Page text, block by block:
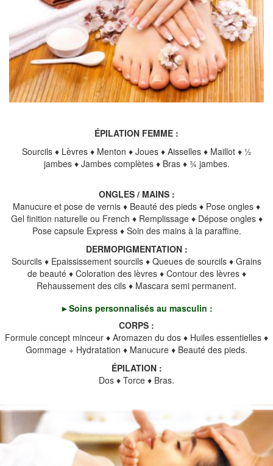
ÉPILATION FEMME :
Sourcils ♦ Lèvres ♦ Menton ♦ Joues ♦ Aisselles ♦ Maillot ♦ ½
jambes ♦ Jambes complètes ♦ Bras ♦ ¾ jambes.
ONGLES / MAINS :
Manucure et pose de vernis ♦ Beauté des pieds ♦ Pose ongles ♦
Gel finition naturelle ou French ♦ Remplissage ♦ Dépose ongles ♦
Pose capsule Express ♦ Soin des mains à la paraffine.
DERMOPIGMENTATION :
Sourcils ♦ Epaississement sourcils ♦ Queues de sourcils ♦ Grains
de beauté ♦ Coloration des lèvres ♦ Contour des lèvres ♦
Rehaussement des cils ♦ Mascara semi permanent.
►Soins personnalisés au masculin :
CORPS :
Formule concept minceur ♦ Aromazen du dos ♦ Huiles essentielles ♦
Gommage + Hydratation ♦ Manucure ♦ Beauté des pieds.
ÉPILATION :
Dos ♦ Torce ♦ Bras.